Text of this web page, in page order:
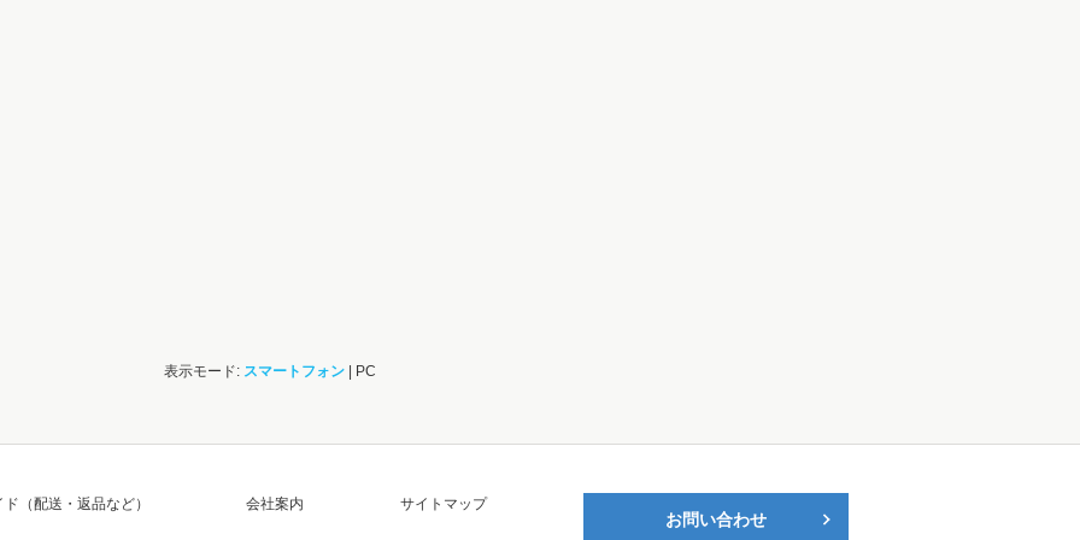
表示モード: スマートフォン | PC
（配送・返品など） 会社案内 サイトマップ
お問い合わせ